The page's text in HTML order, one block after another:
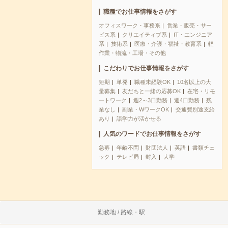
職種でお仕事情報をさがす
オフィスワーク・事務系
営業・販売・サー
ビス系
クリエイティブ系
IT・エンジニア
系
技術系 医療・介護・福祉・教育系
軽
作業・物流・工場・その他
こだわりでお仕事情報をさがす
短期 単発 職種未経験OK
10名以上の大
量募集
友だちと一緒の応募OK
在宅・リモ
ートワーク
週2～3日勤務 週4日勤務
残
業なし
副業・WワークOK
交通費別途支給
あり
語学力が活かせる
人気のワードでお仕事情報をさがす
急募 年齢不問 財団法人 英語
書類チェ
ック
テレビ局 封入 大学
勤務地 / 路線・駅